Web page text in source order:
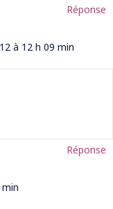
Réponse
à 12 h 09 min
Réponse